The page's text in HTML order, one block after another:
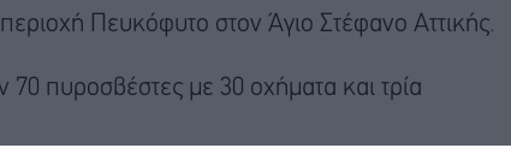
Πευκόφυτο στον Άγιο Στέφανο Αττικής.
70 πυροσβέστες με 30 οχήματα και τρία